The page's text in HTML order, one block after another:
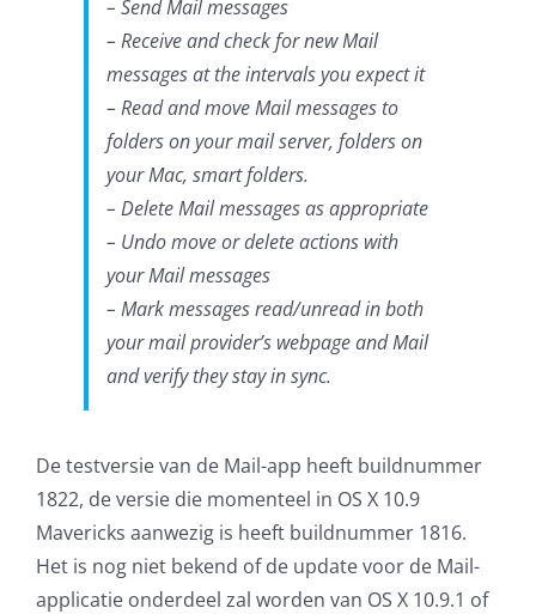
– Send Mail messages
– Receive and check for new Mail
messages at the intervals you expect it
– Read and move Mail messages to
folders on your mail server, folders on
your Mac, smart folders.
– Delete Mail messages as appropriate
– Undo move or delete actions with
your Mail messages
– Mark messages read/unread in both
your mail provider’s webpage and Mail
and verify they stay in sync.
De testversie van de Mail-app heeft buildnummer
1822, de versie die momenteel in OS X 10.9
Mavericks aanwezig is heeft buildnummer 1816.
Het is nog niet bekend of de update voor de Mail-
applicatie onderdeel zal worden van OS X 10.9.1 of